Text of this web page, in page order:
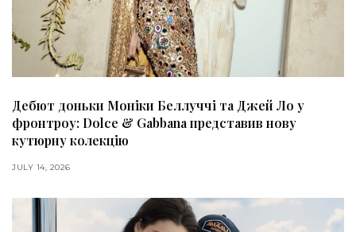
Дебют доньки Моніки Беллуччі та Джей Ло у
фронтроу: Dolce & Gabbana представив нову
кутюрну колекцію
JULY 14, 2026